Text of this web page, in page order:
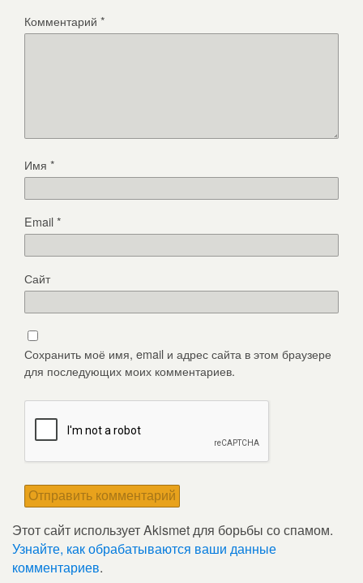
Комментарий *
Имя *
Email*
Сайт
Сохранить моё имя, email и адрес сайта в этом браузере
для последующих моих комментариев.
Этот сайт использует Akismet для борьбы со спамом.
Узнайте, как обрабатываются ваши данные
комментариев.